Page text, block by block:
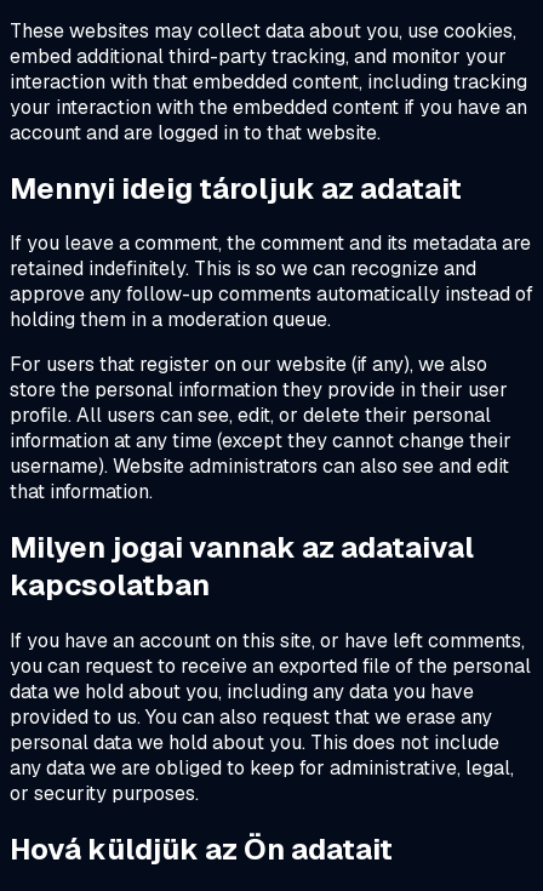
These websites may collect data about you, use cookies,
embed additional third-party tracking, and monitor your
interaction with that embedded content, including tracking
your interaction with the embedded content if you have an
account and are logged in to that website.
Mennyi ideig tároljuk az adatait
If you leave a comment, the comment and its metadata are
retained indefinitely. This is so we can recognize and
approve any follow-up comments automatically instead of
holding them in a moderation queue.
For users that register on our website (if any), we also
store the personal information they provide in their user
profile. All users can see, edit, or delete their personal
information at any time (except they cannot change their
username). Website administrators can also see and edit
that information.
Milyen jogai vannak az adataival
kapcsolatban
If you have an account on this site, or have left comments,
you can request to receive an exported file of the personal
data we hold about you, including any data you have
provided to us. You can also request that we erase any
personal data we hold about you. This does not include
any data we are obliged to keep for administrative, legal,
or security purposes.
Hová küldjük az Ön adatait